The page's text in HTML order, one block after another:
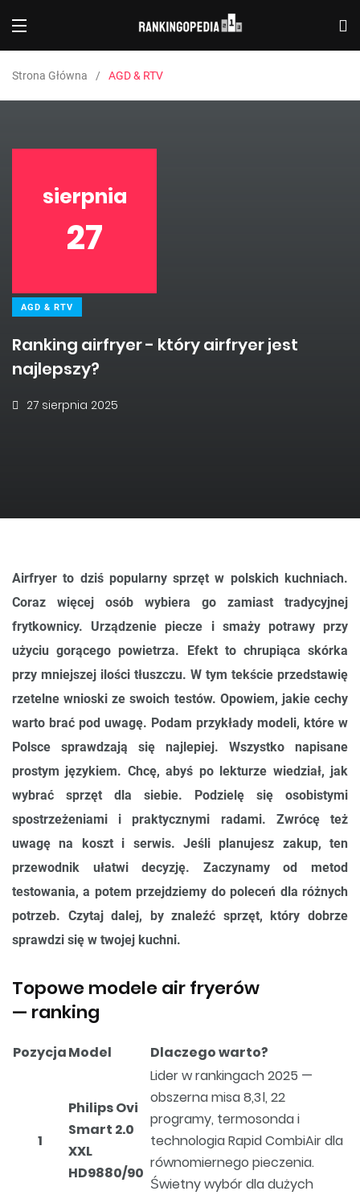
Strona Główna AGD & RTV
sierpnia
27
AGD & RTV
Ranking airfryer - który airfryer jest
najlepszy?
27 sierpnia 2025
Airfryer to dziś popularny sprzęt w polskich kuchniach.
Coraz więcej osób wybiera go zamiast tradycyjnej
frytkownicy. Urządzenie piecze i smaży potrawy przy
użyciu gorącego powietrza. Efekt to chrupiąca skórka
przy mniejszej ilości tłuszczu. W tym tekście przedstawię
rzetelne wnioski ze swoich testów. Opowiem, jakie cechy
warto brać pod uwagę. Podam przykłady modeli, które w
Polsce sprawdzają się najlepiej. Wszystko napisane
prostym językiem. Chcę, abyś po lekturze wiedział, jak
wybrać sprzęt dla siebie. Podzielę się osobistymi
spostrzeżeniami i praktycznymi radami. Zwrócę też
uwagę na koszt i serwis. Jeśli planujesz zakup, ten
przewodnik ułatwi decyzję. Zaczynamy od metod
testowania, a potem przejdziemy do poleceń dla różnych
potrzeb. Czytaj dalej, by znaleźć sprzęt, który dobrze
sprawdzi się w twojej kuchni.
Topowe modele air fryerów
— ranking
PozycjaModel Dlaczego warto?
1
Philips Ovi
Smart 2.0
XXL
HD9880/90
Lider w rankingach 2025 —
obszerna misa 8,3 l, 22
programy, termosonda i
technologia Rapid CombiAir dla
równomiernego pieczenia.
Świetny wybór dla dużych